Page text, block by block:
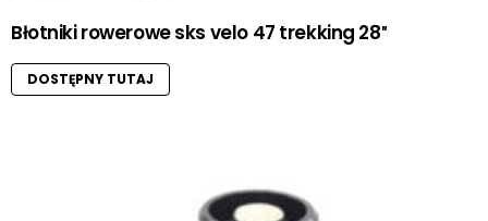
Błotniki rowerowe sks velo 47 trekking 28″
DOSTĘPNY TUTAJ